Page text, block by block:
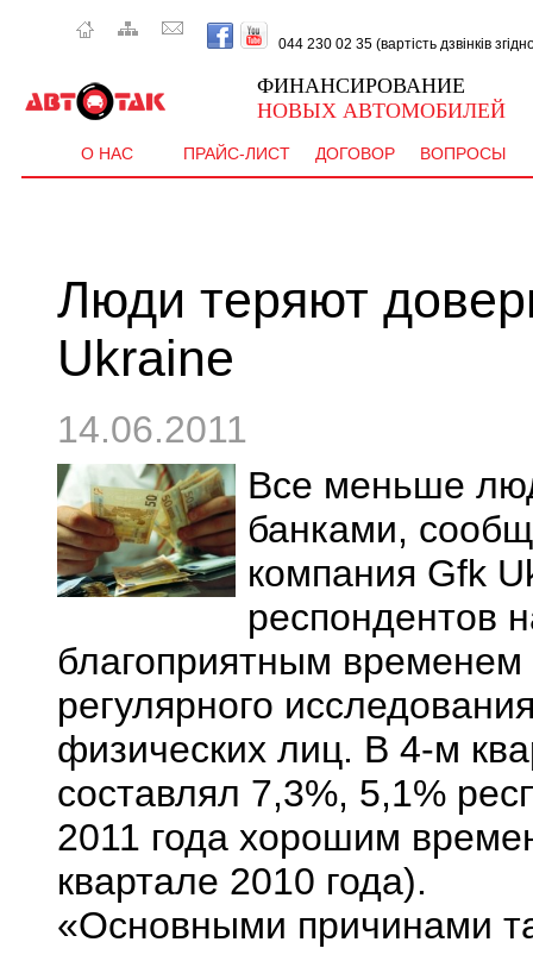
044 230 02 35 (вартість дзвінків
ФИНАНСИРОВАНИЕ
НОВЫХ АВТОМОБИЛЕЙ
О НАС ПРАЙС-ЛИСТ ДОГОВОР ВОПРОСЫ
Люди теряют
Ukraine
14.06.2011
Все меньше
банками,
компания Gfk
респондентов
благоприятным временем
регулярного
физических лиц. В 4-м
составлял 7,3%, 5,1%
2011 года хорошим
квартале 2010 года).
«Основными причинами